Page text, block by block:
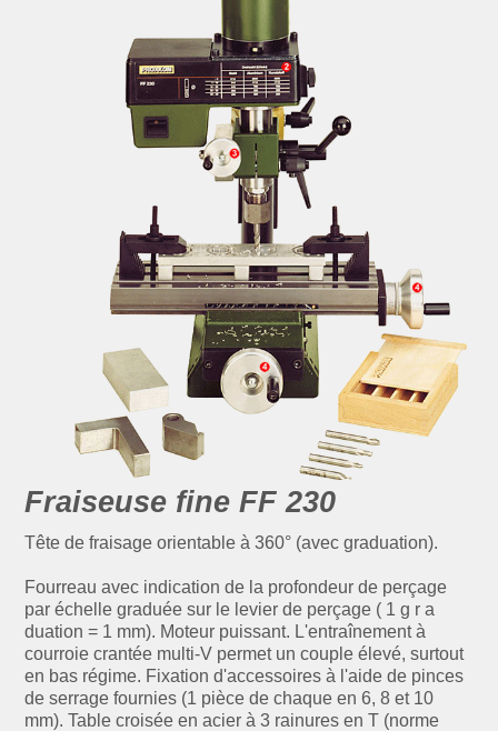
Fraiseuse fine FF 230
Tête de fraisage orientable à 360° (avec graduation).
Fourreau avec indication de la profondeur de perçage
par échelle graduée sur le levier de perçage ( 1 g r a
duation = 1 mm). Moteur puissant. L'entraînement à
courroie crantée multi-V permet un couple élevé, surtout
en bas régime. Fixation d'accessoires à l'aide de pinces
de serrage fournies (1 pièce de chaque en 6, 8 et 10
mm). Table croisée en acier à 3 rainures en T (norme